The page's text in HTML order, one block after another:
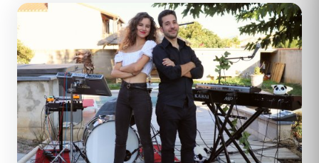
Panda Banditt